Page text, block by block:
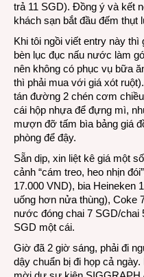
trả 11 SGD). Đồng ý và kết
khách sạn bắt đầu đếm thụt
Khi tôi ngồi viết entry này
bèn lục đục nấu nước làm
nên không có phục vụ bữa
thì phải mua với giá xót
tán đường 2 chén cơm
cái hộp nhựa để đựng mì,
mượn đỡ tấm bìa bảng giá
phòng để đậy.
Sẵn dịp, xin liệt kê giá một
cảnh “cám treo, heo nhịn
17.000 VND), bia Heineken
uống hơn nửa thùng), Coke
nước đóng chai 7 SGD/chai
SGD một cái.
Giờ đã 2 giờ sáng, phải đi
dậy chuẩn bị đi họp cả